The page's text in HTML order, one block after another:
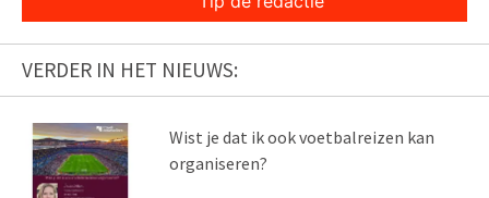
VERDER IN HET NIEUWS:
Wist je dat ik ook voetbalreizen kan
organiseren?